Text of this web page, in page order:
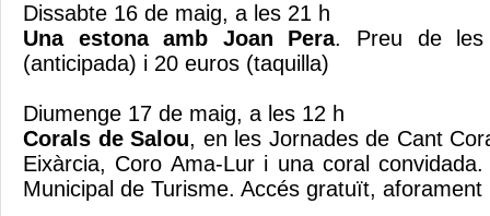
Dissabte 16 de maig, a les 21 h
Una estona amb Joan Pera. Preu de les
(anticipada) i 20 euros (taquilla)
Diumenge 17 de maig, a les 12 h
Corals de Salou, en les Jornades de Cant
Eixàrcia, Coro Ama-Lur i una coral
Municipal de Turisme. Accés gratuït, aforament